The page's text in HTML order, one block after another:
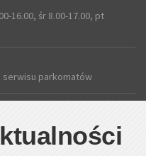
16.00, śr 8.00-17.00, pt
serwisu parkomatów